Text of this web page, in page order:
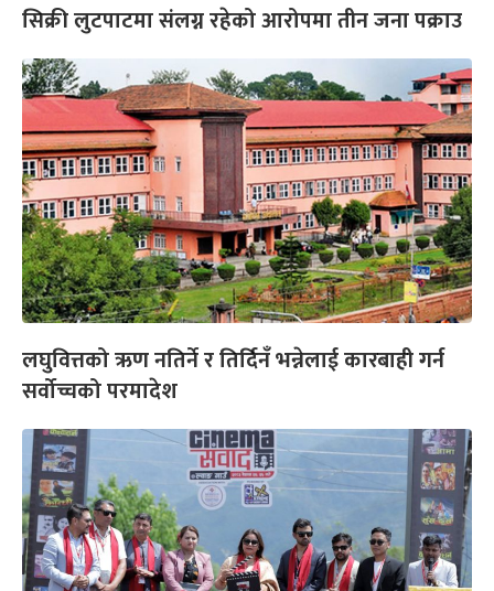
सिक्री लुटपाटमा संलग्न रहेको आरोपमा तीन जना पक्राउ
लघुवित्तको ऋण नतिर्ने र तिर्दिनँ भन्नेलाई कारबाही गर्न
सर्वोच्चको परमादेश